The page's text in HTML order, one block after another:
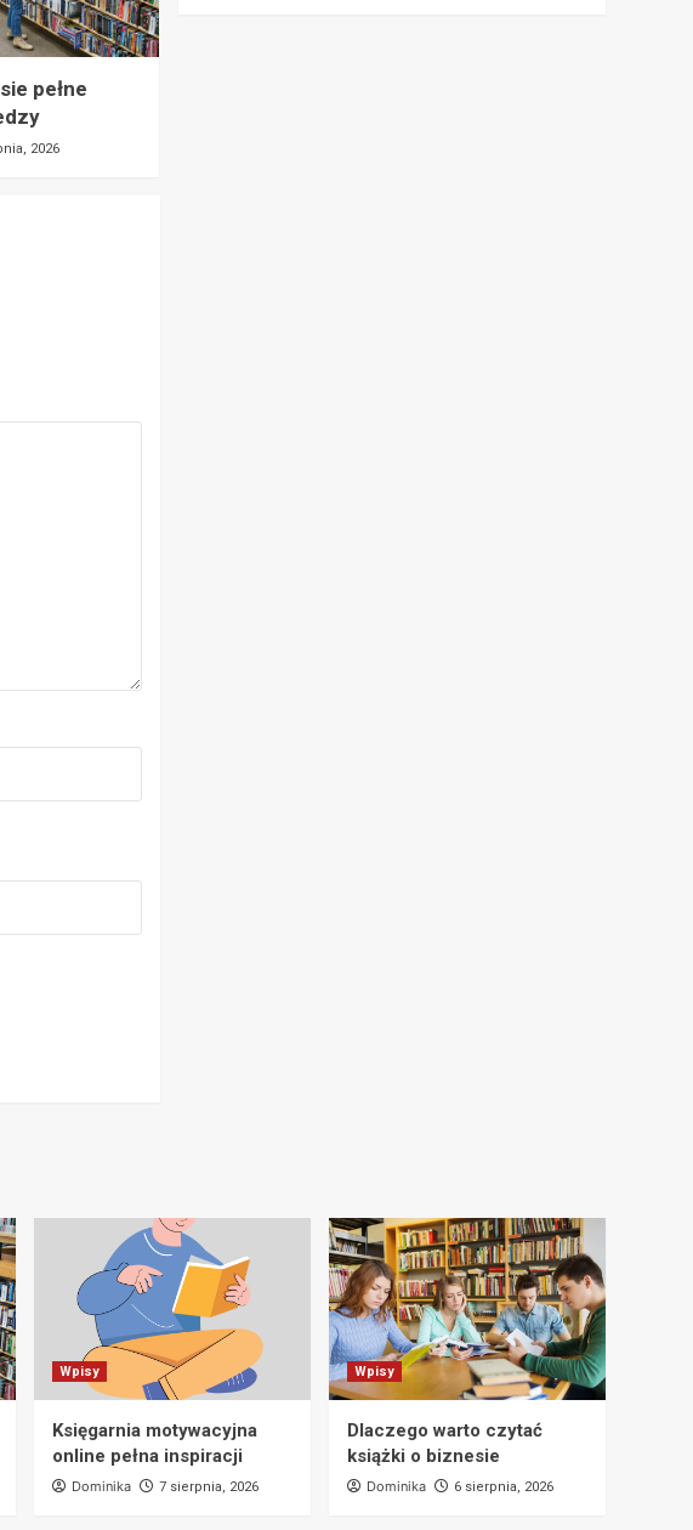
pełne
2026
Wpisy
Księgarnia motywacyjna
online pełna inspiracji
Dominika 7 sierpnia, 2026
Wpisy
Dlaczego warto czytać
książki o biznesie
Dominika 6 sierpnia, 2026